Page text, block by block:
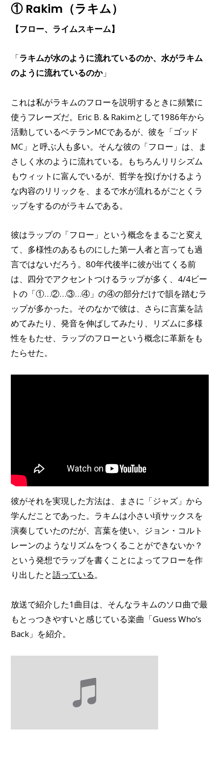
① Rakim（ラキム）
【フロー、ライムスキーム】
「ラキムが水のように流れているのか、水がラキム
のように流れているのか」
これは私がラキムのフローを説明するときに頻繁に
使うフレーズだ。Eric B. & Rakimとして1986年から
活動しているベテランMCであるが、彼を「ゴッド
MC」と呼ぶ人も多い。そんな彼の「フロー」は、ま
さしく水のように流れている。
もちろんリリシズム
もウィットに富んでいるが、哲学を投げかけるよう
な内容のリリックを、まるで水が流れるがごとくラ
ップをするのがラキムである。
彼はラップの「フロー」という概念をまるごと変え
て、多様性のあるものにした第一人者と言っても過
言ではないだろう。80年代後半に彼が出てくる前
は、四分でアクセントつけるラップが多く、4/4ビー
トの「①…②…③…④」の④の部分だけで韻を踏むラ
ップが多かった。 そのなかで彼は、さらに言葉を詰
めてみたり、発音を伸ばしてみたり、リズムに多様
性をもたせ、ラップのフローという概念に革新をも
たらせた。
彼がそれを実現した方法は、まさに「ジャズ」から
学んだことであった。ラキムは小さい頃サックスを
演奏していたのだが、言葉を使い、ジョン・コルト
レーンのようなリズムをつくることができないか？
という発想でラップを書くことによってフローを作
り出したと語っている。
放送で紹介した1曲目は、そんなラキムのソロ曲で最
もとっつきやすいと感じている楽曲「Guess Who’s
Back」を紹介。